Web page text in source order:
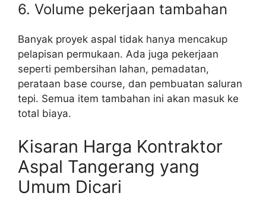
6. Volume pekerjaan tambahan
Banyak proyek aspal tidak hanya mencakup
pelapisan permukaan. Ada juga pekerjaan
seperti pembersihan lahan, pemadatan,
perataan base course, dan pembuatan saluran
tepi. Semua item tambahan ini akan masuk ke
total biaya.
Kisaran Harga Kontraktor
Aspal Tangerang yang
Umum Dicari